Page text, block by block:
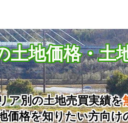
土地価格・土
ア別の土地売買実績を
価格を知りたい方向け